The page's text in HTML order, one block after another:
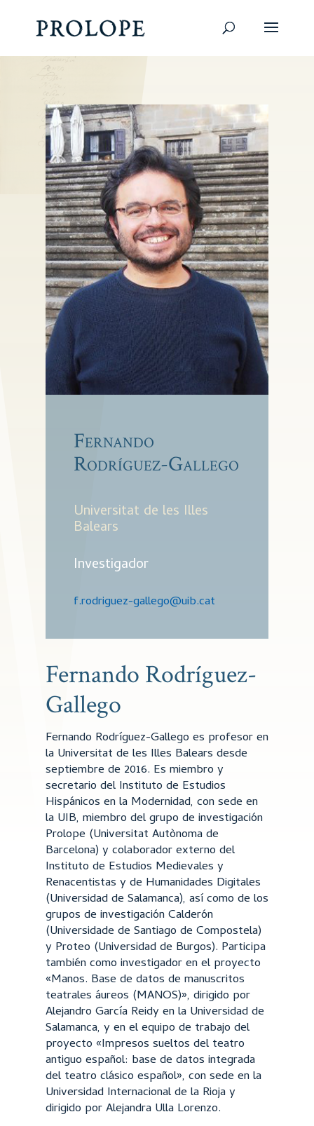
Fernando
Rodríguez-Gallego
Universitat de les Illes
Balears
Investigador
f.rodriguez-gallego@uib.cat
Fernando Rodríguez-
Gallego
Fernando Rodríguez-Gallego es profesor en
la Universitat de les Illes Balears desde
septiembre de 2016. Es miembro y
secretario del Instituto de Estudios
Hispánicos en la Modernidad, con sede en
la UIB, miembro del grupo de investigación
Prolope (Universitat Autònoma de
Barcelona) y colaborador externo del
Instituto de Estudios Medievales y
Renacentistas y de Humanidades Digitales
(Universidad de Salamanca), así como de los
grupos de investigación Calderón
(Universidade de Santiago de Compostela)
y Proteo (Universidad de Burgos). Participa
también como investigador en el proyecto
«Manos. Base de datos de manuscritos
teatrales áureos (MANOS)», dirigido por
Alejandro García Reidy en la Universidad de
Salamanca, y en el equipo de trabajo del
proyecto «Impresos sueltos del teatro
antiguo español: base de datos integrada
del teatro clásico español», con sede en la
Universidad Internacional de la Rioja y
dirigido por Alejandra Ulla Lorenzo.